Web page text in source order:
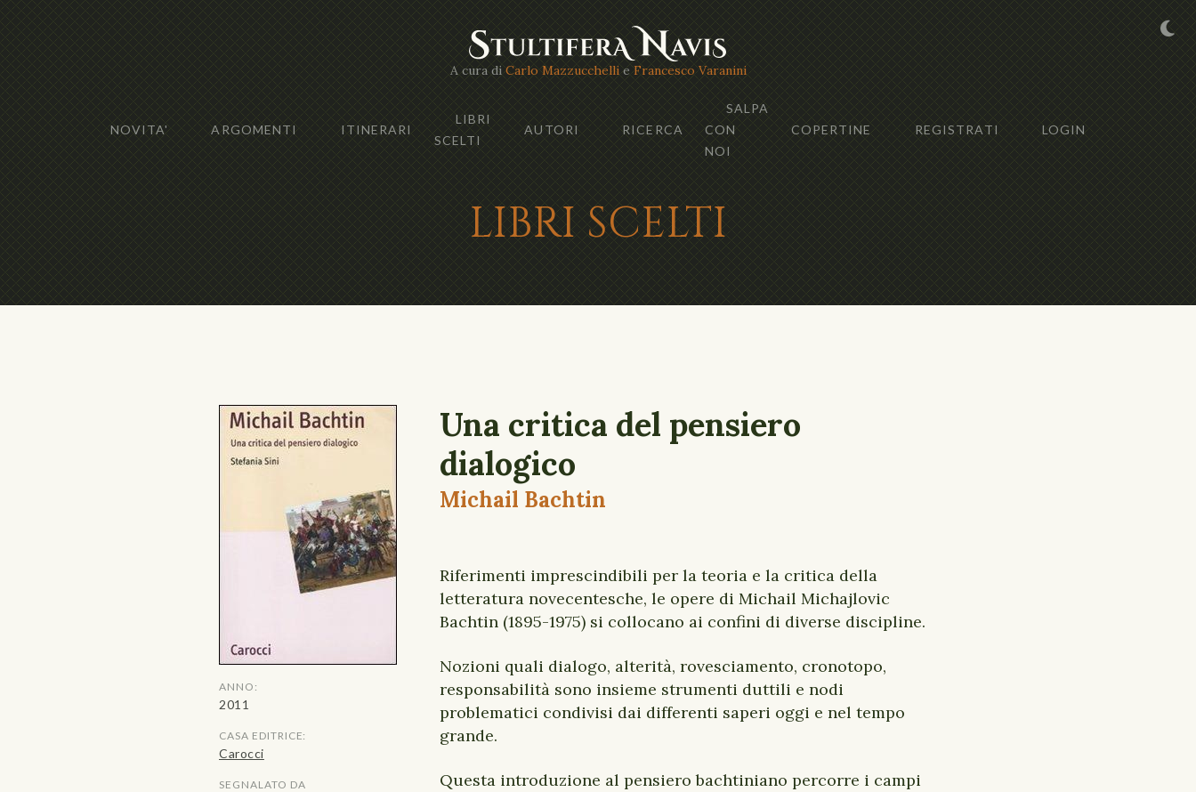
A cura di Carlo Mazzucchellie Francesco Varanini
NOVITA' ARGOMENTI ITINERARI
LIBRI
SCELTI
AUTORI RICERCA
SALPA
CON
NOI
COPERTINE REGISTRATI LOGIN
LIBRI SCELTI
ANNO:
2011
CASA EDITRICE:
Carocci
SEGNALATO DA
Una critica del pensiero
dialogico
Michail Bachtin
Riferimenti imprescindibili per la teoria e la critica della
letteratura novecentesche, le opere di Michail Michajlovic
Bachtin (1895-1975) si collocano ai confini di diverse discipline.
Nozioni quali dialogo, alterità, rovesciamento, cronotopo,
responsabilità sono insieme strumenti duttili e nodi
problematici condivisi dai differenti saperi oggi e nel tempo
grande.
Questa introduzione al pensiero bachtiniano percorre i campi